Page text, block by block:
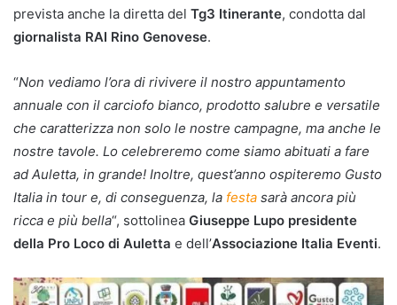
prevista anche la diretta del Tg3 Itinerante, condotta dal
giornalista RAI Rino Genovese.
“Non vediamo l’ora di rivivere il nostro appuntamento
annuale con il carciofo bianco, prodotto salubre e versatile
che caratterizza non solo le nostre campagne, ma anche le
nostre tavole. Lo celebreremo come siamo abituati a fare
ad Auletta, in grande! Inoltre, quest’anno ospiteremo Gusto
Italia in tour e, di conseguenza, la festa sarà ancora più
ricca e più bella“, sottolinea Giuseppe Lupo presidente
della Pro Loco di Auletta e dell’Associazione Italia Eventi.